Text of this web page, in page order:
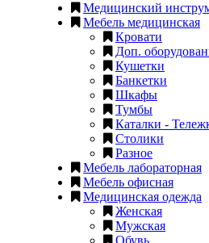
Медицинский
Мебель медицинская
Кровати
Доп.
Кушетки
Банкетки
Шкафы
Тумбы
Каталки -
Столики
Разное
Мебель лабораторная
Мебель офисная
Медицинская одежда
Женская
Мужская